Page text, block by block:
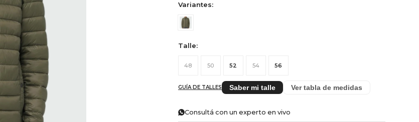
Variantes:
Talle:
48 50 52 54 56
GUÍA DE TALLES Saber mi talle Ver tabla de medidas
Consultá con un experto en vivo